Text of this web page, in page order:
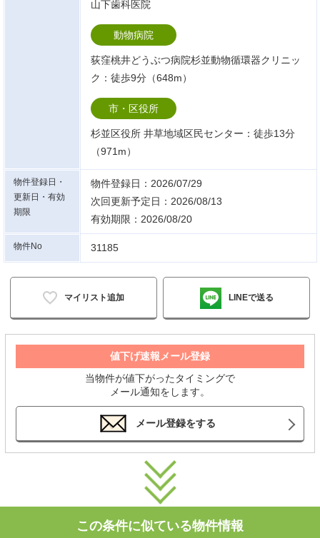
山下歯科医院
動物病院
荻窪桃井どうぶつ病院杉並動物循環器クリニッ
ク：徒歩9分（648m）
市・区役所
杉並区役所 井草地域区民センター：徒歩13分
（971m）
物件登録日・
更新日・有効
期限
物件登録日：2026/07/29
次回更新予定日：2026/08/13
有効期限：2026/08/20
物件No 31185
マイリスト追加 LINEで送る
値下げ速報メール登録
当物件が値下がったタイミングで
メール通知をします。
メール登録をする
この条件に似ている物件情報